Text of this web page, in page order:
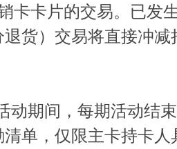
卡卡片的交易。已发
货）交易将直接冲
动期间，每期活动结
单，仅限主卡持卡